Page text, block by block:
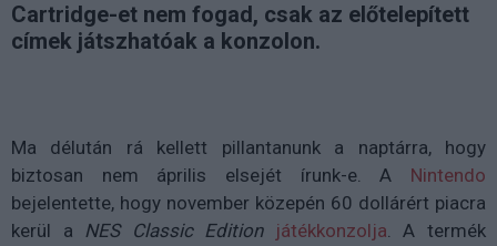
Cartridge-et nem fogad, csak az előtelepített
címek játszhatóak a konzolon.
Ma délután rá kellett pillantanunk a naptárra, hogy
biztosan nem április elsejét írunk-e. A Nintendo
bejelentette, hogy november közepén 60 dollárért piacra
kerül a NES Classic Edition játékkonzolja. A termék